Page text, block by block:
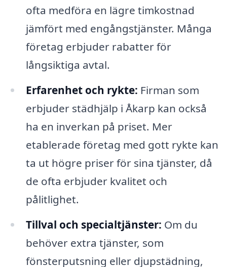
ofta medföra en lägre timkostnad
jämfört med engångstjänster. Många
företag erbjuder rabatter för
långsiktiga avtal.
Erfarenhet och rykte: Firman som
erbjuder städhjälp i Åkarp kan också
ha en inverkan på priset. Mer
etablerade företag med gott rykte kan
ta ut högre priser för sina tjänster, då
de ofta erbjuder kvalitet och
pålitlighet.
Tillval och specialtjänster: Om du
behöver extra tjänster, som
fönsterputsning eller djupstädning,